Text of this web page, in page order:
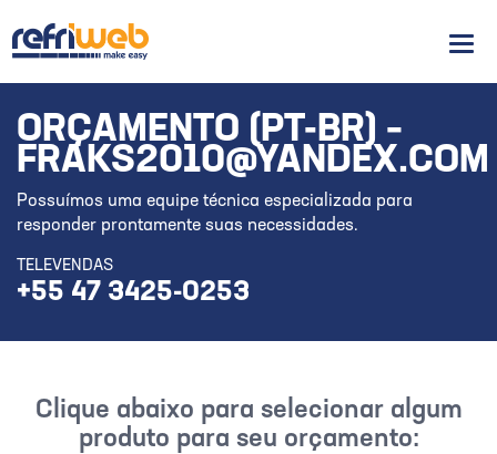
ORÇAMENTO (PT-BR) –
FRAKS2010@YANDEX.COM
Possuímos uma equipe técnica especializada para
responder prontamente suas necessidades.
TELEVENDAS
+55 47 3425-0253
Clique abaixo para selecionar algum
produto para seu orçamento: